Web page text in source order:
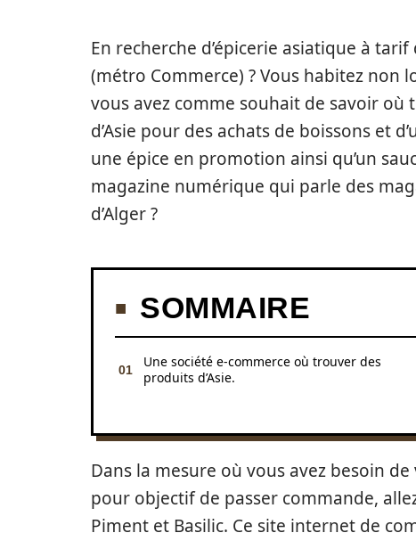
En recherche d’épicerie asiatique à
(métro Commerce) ? Vous habitez non
vous avez comme souhait de savoir
d’Asie pour des achats de boissons et
une épice en promotion ainsi qu’un
magazine numérique qui parle des
d’Alger ?
SOMMAIRE
Une société e-commerce où trouver des
produits d’Asie.
Dans la mesure où vous avez besoin
pour objectif de passer commande,
Piment et Basilic. Ce site internet de